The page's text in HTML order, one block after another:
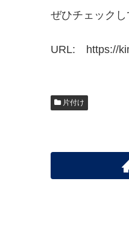
ぜひチェックし
URL: https://
片付け